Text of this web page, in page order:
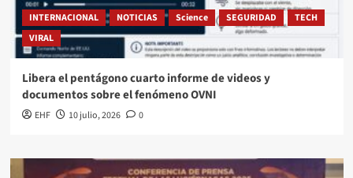
INTERNACIONAL NOTICIAS Science SEGURIDAD
TECH
VIRAL
Libera el pentágono cuarto informe de videos y
documentos sobre el fenómeno OVNI
EHF 10 julio, 2026 0